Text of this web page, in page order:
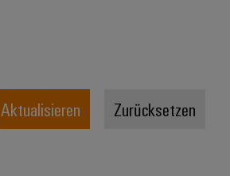
Zurücksetzen
Aktualisieren